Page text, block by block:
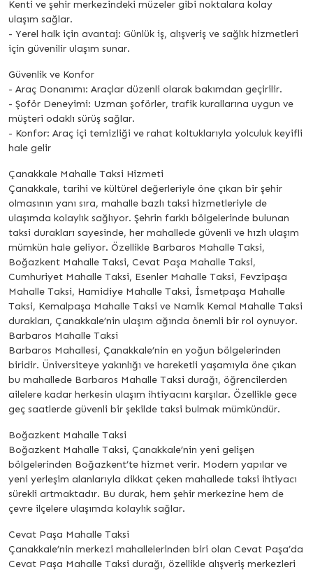
Kenti ve şehir merkezindeki müzeler gibi noktalara kolay
ulaşım sağlar.
- Yerel halk için avantaj: Günlük iş, alışveriş ve sağlık hizmetleri
için güvenilir ulaşım sunar.
Güvenlik ve Konfor
- Araç Donanımı: Araçlar düzenli olarak bakımdan geçirilir.
- Şoför Deneyimi: Uzman şoförler, trafik kurallarına uygun ve
müşteri odaklı sürüş sağlar.
- Konfor: Araç içi temizliği ve rahat koltuklarıyla yolculuk keyifli
hale gelir
Çanakkale Mahalle Taksi Hizmeti
Çanakkale, tarihi ve kültürel değerleriyle öne çıkan bir şehir
olmasının yanı sıra, mahalle bazlı taksi hizmetleriyle de
ulaşımda kolaylık sağlıyor. Şehrin farklı bölgelerinde bulunan
taksi durakları sayesinde, her mahallede güvenli ve hızlı ulaşım
mümkün hale geliyor. Özellikle Barbaros Mahalle Taksi,
Boğazkent Mahalle Taksi, Cevat Paşa Mahalle Taksi,
Cumhuriyet Mahalle Taksi, Esenler Mahalle Taksi, Fevzipaşa
Mahalle Taksi, Hamidiye Mahalle Taksi, İsmetpaşa Mahalle
Taksi, Kemalpaşa Mahalle Taksi ve Namik Kemal Mahalle Taksi
durakları, Çanakkale’nin ulaşım ağında önemli bir rol oynuyor.
Barbaros Mahalle Taksi
Barbaros Mahallesi, Çanakkale’nin en yoğun bölgelerinden
biridir. Üniversiteye yakınlığı ve hareketli yaşamıyla öne çıkan
bu mahallede Barbaros Mahalle Taksi durağı, öğrencilerden
ailelere kadar herkesin ulaşım ihtiyacını karşılar. Özellikle gece
geç saatlerde güvenli bir şekilde taksi bulmak mümkündür.
Boğazkent Mahalle Taksi
Boğazkent Mahalle Taksi, Çanakkale’nin yeni gelişen
bölgelerinden Boğazkent’te hizmet verir. Modern yapılar ve
yeni yerleşim alanlarıyla dikkat çeken mahallede taksi ihtiyacı
sürekli artmaktadır. Bu durak, hem şehir merkezine hem de
çevre ilçelere ulaşımda kolaylık sağlar.
Cevat Paşa Mahalle Taksi
Çanakkale’nin merkezi mahallelerinden biri olan Cevat Paşa’da
Cevat Paşa Mahalle Taksi durağı, özellikle alışveriş merkezleri